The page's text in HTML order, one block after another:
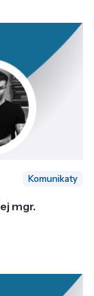
Komunikaty
mgr.